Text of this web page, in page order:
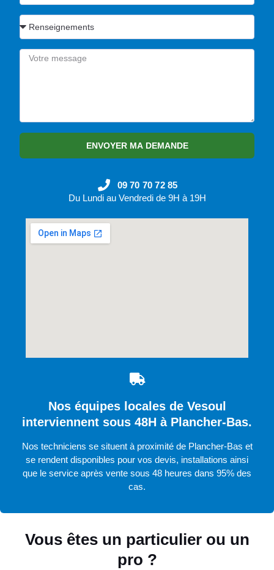
Vous êtes un particulier ou un
pro ?
ENVOYER MA DEMANDE
09 70 70 72 85
Du Lundi au Vendredi de 9H à 19H
Nos équipes locales de Vesoul
interviennent sous 48H à Plancher-Bas.
Nos techniciens se situent à proximité de Plancher-Bas et
se rendent disponibles pour vos devis, installations ainsi
que le service après vente sous 48 heures dans 95% des
cas.